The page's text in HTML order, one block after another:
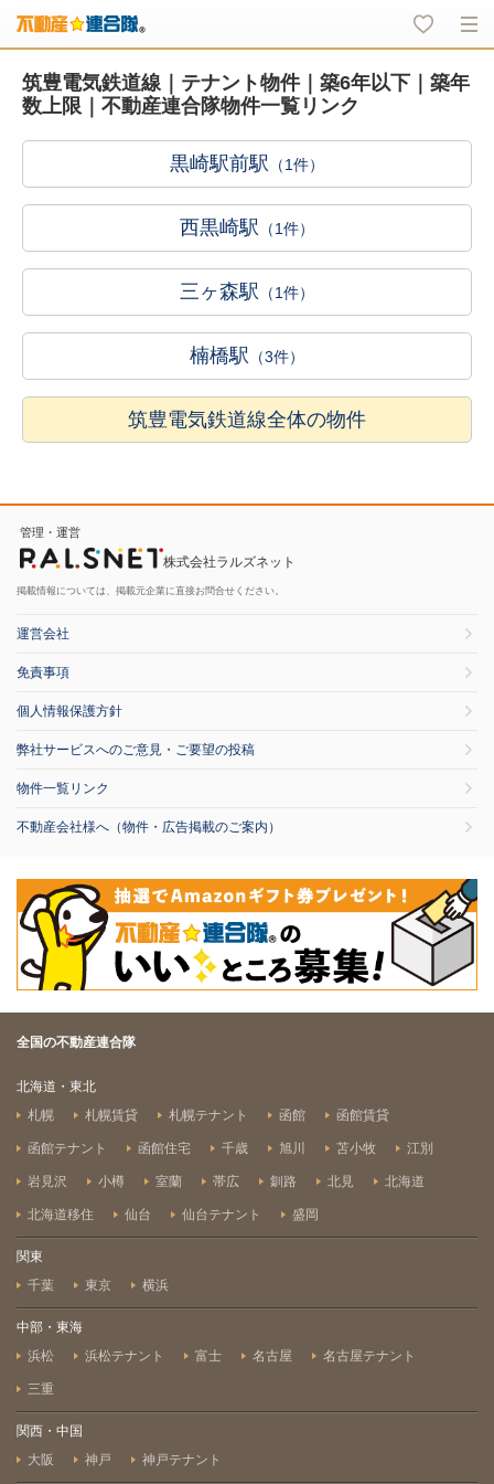
筑豊電気鉄道線｜テナント物件｜築6年以下｜築年
数上限｜不動産連合隊物件一覧リンク
黒崎駅前駅 （1件）
西黒崎駅 （1件）
三ヶ森駅 （1件）
楠橋駅 （3件）
筑豊電気鉄道線全体の物件
管理・運営
株式会社ラルズネット
掲載情報については、掲載元企業に直接お問合せください。
運営会社
免責事項
個人情報保護方針
弊社サービスへのご意見・ご要望の投稿
物件一覧リンク
不動産会社様へ（物件・広告掲載のご案内）
全国の不動産連合隊
北海道・東北
札幌
札幌賃貸 札幌テナント 函館 函館賃貸
函館テナント 函館住宅 千歳 旭川 苫小牧 江別
岩見沢 小樽 室蘭 帯広 釧路 北見 北海道
北海道移住 仙台 仙台テナント 盛岡
関東
千葉
東京 横浜
中部・東海
浜松
浜松テナント 富士 名古屋 名古屋テナント
三重
関西・中国
大阪
神戸 神戸テナント